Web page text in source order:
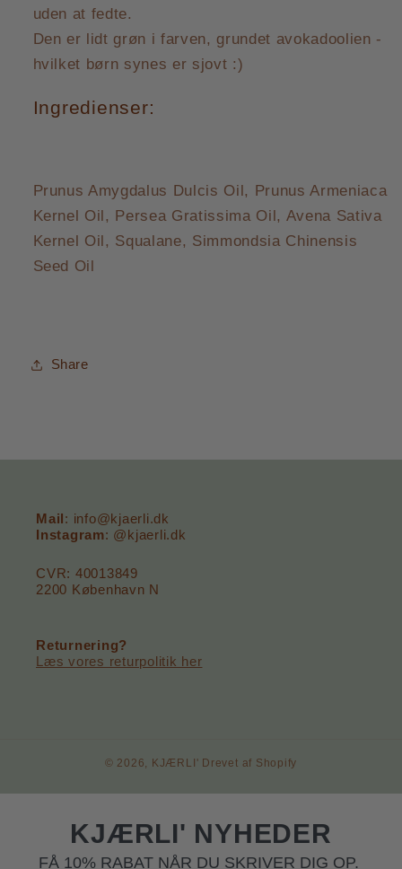
uden at fedte.
Den er lidt grøn i farven, grundet avokadoolien -
hvilket børn synes er sjovt :)
Ingredienser:
Prunus Amygdalus Dulcis Oil, Prunus Armeniaca
Kernel Oil, Persea Gratissima Oil, Avena Sativa
Kernel Oil, Squalane, Simmondsia Chinensis
Seed Oil
Share
Mail: info@kjaerli.dk
Instagram: @kjaerli.dk
CVR: 40013849
2200 København N
Returnering?
Læs vores returpolitik her
© 2026, KJÆRLI' Drevet af Shopify
KJÆRLI' NYHEDER
FÅ 10% RABAT NÅR DU SKRIVER DIG OP.